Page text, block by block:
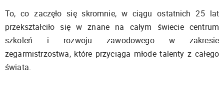
To, co zaczęło się skromnie, w ciągu ostatnich 25 lat
przekształciło się w znane na całym świecie centrum
szkoleń i rozwoju zawodowego w zakresie
zegarmistrzostwa, które przyciąga młode talenty z całego
świata.